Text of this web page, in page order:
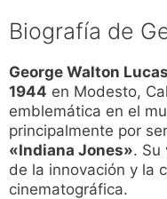
Biografía de
George Walton
1944 en Modesto,
emblemática en el
principalmente por
«Indiana Jones». Su
de la innovación y la
cinematográfica.